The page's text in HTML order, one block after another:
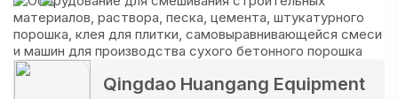
Qingdao Huangang Equipment